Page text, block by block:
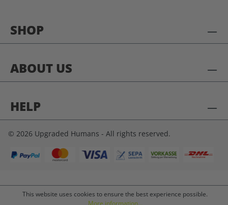
SHOP
ABOUT US
HELP
© 2026 Upgraded Humans - All rights reserved.
This website uses cookies to ensure the best experience possible.
More information...